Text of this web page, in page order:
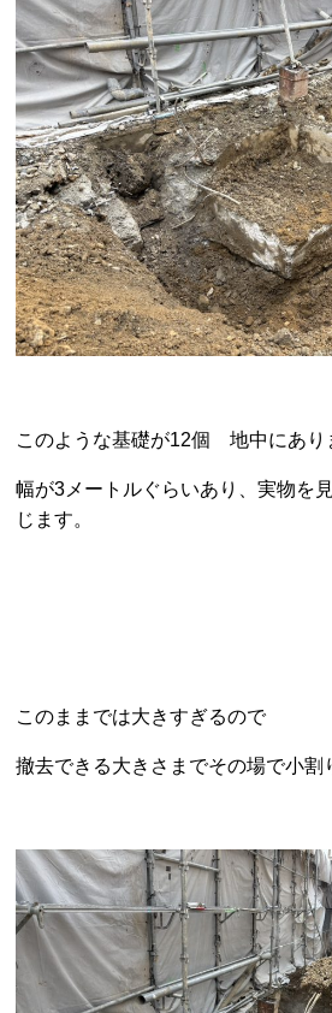
このような基礎が12個 地中にあり
幅が3メートルぐらいあり、実物を
じます。
このままでは大きすぎるので
撤去できる大きさまでその場で小割